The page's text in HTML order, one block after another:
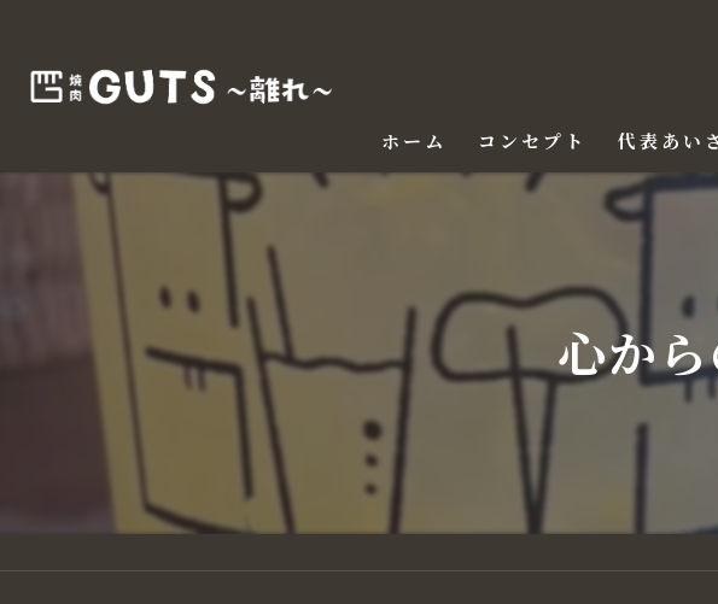
ホーム コンセプト 代表あい
心か